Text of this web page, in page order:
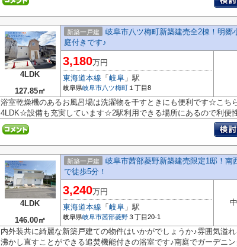
4LDK
127.85㎡
新築一戸建
岐阜市八ツ梅町新築建売全2棟！明郷
庭付きです♪
3,180万円
東海道本線 「 岐阜 」駅
岐阜県岐阜市八ツ梅町 １丁目8
浴室乾燥機のあるお風呂場は洗濯物を干すときにも便利です☆こち
4LDK☆設備も充実しています☆2駅利用できる場所にあるので利便
4LDK
146.00㎡
新築一戸建
岐阜市茜部菱野新築建売限定1邸！南
で徒歩5分！
3,240万円
東海道本線 「 岐阜 」駅
岐阜県岐阜市茜部菱野３丁目20-1
内外装共に綺麗な新築戸建ての物件はいかがでしょうか♪雰囲気溢
沸かし直すことができる追焚機能付きの浴室です♪南庭でガーデニ